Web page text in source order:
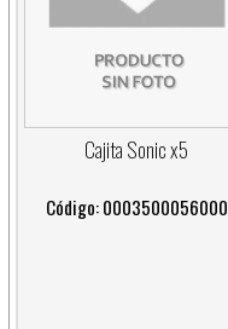
Cajita Sonic x5
Código: 0003500056000